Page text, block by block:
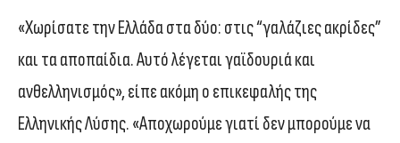
«Χωρίσατε την Ελλάδα στα δύο: στις “γαλάζιες ακρίδες”
και τα αποπαίδια. Αυτό λέγεται γαϊδουριά και
ανθελληνισμός», είπε ακόμη ο επικεφαλής της
Ελληνικής Λύσης. «Αποχωρούμε γιατί δεν μπορούμε να